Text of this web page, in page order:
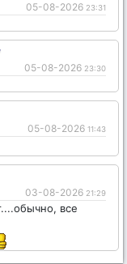
05-08-2026 23:31
05-08-2026 23:30
05-08-2026 11:43
03-08-2026 21:29
все